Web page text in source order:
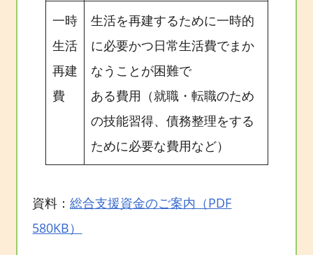
一時
生活
再建
費
生活を再建するために一時的
に必要かつ日常生活費でまか
なうことが困難で
ある費用（就職・転職のため
の技能習得、債務整理をする
ために必要な費用など）
資料：総合支援資金のご案内（PDF
580KB）